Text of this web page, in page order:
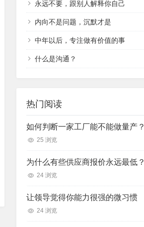
永远不要，跟别人解释你自己
内向不是问题，沉默才是
中年以后，专注做有价值的事
什么是沟通？
热门阅读
如何判断一家工厂能不能做量产？
25 浏览
为什么有些供应商报价永远最低？
24 浏览
让领导觉得你能力很强的微习惯
24 浏览